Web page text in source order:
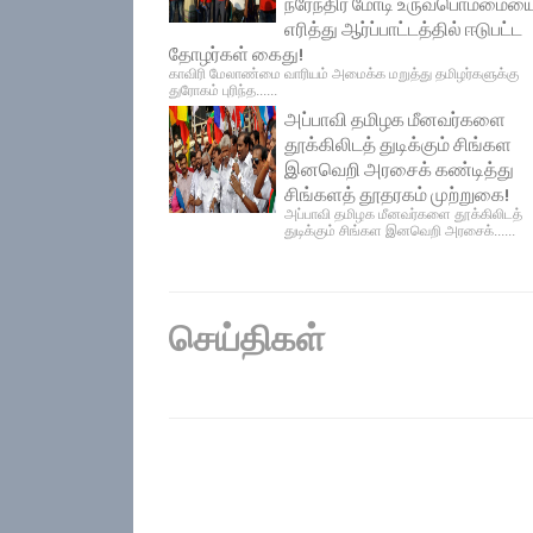
எரித்து ஆர்ப்பாட்டத்தில் ஈடுபட்ட
தோழர்கள் கைது!
காவிரி மேலாண்மை வாரியம் அமைக்க மறுத்து தமிழர்களுக்கு
துரோகம் புரிந்த......
அப்பாவி தமிழக மீனவர்களை
தூக்கிலிடத் துடிக்கும் சிங்கள
இனவெறி அரசைக் கண்டித்து
சிங்களத் தூதரகம் முற்றுகை!
அப்பாவி தமிழக மீனவர்களை தூக்கிலிடத்
துடிக்கும் சிங்கள இனவெறி அரசைக்......
செய்திகள்